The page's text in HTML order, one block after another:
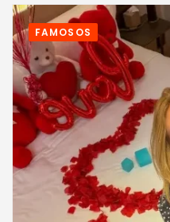
FAMOSOS